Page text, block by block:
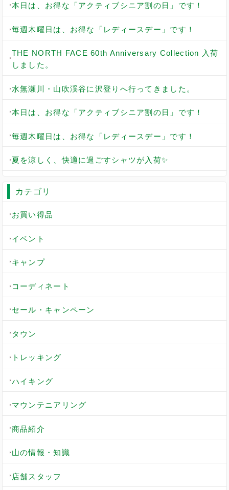
本日は、お得な「アクティブシニア割の日」です！
毎週木曜日は、お得な「レディースデー」です！
THE NORTH FACE 60th Anniversary Collection 入荷
しました。
水無瀬川・山吹渓谷に沢登りへ行ってきました。
本日は、お得な「アクティブシニア割の日」です！
毎週木曜日は、お得な「レディースデー」です！
夏を涼しく、快適に過ごすシャツが入荷✨
カテゴリ
お買い得品
イベント
キャンプ
コーディネート
セール・キャンペーン
タウン
トレッキング
ハイキング
マウンテニアリング
商品紹介
山の情報・知識
店舗スタッフ